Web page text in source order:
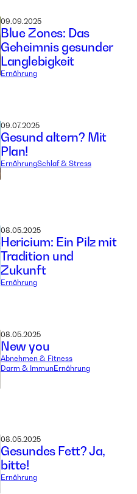
09.09.2025
Blue Zones: Das
Geheimnis gesunder
Langlebigkeit
Ernährung
09.07.2025
Gesund altern? Mit
Plan!
ErnährungSchlaf & Stress
08.05.2025
Hericium: Ein Pilz mit
Tradition und
Zukunft
Ernährung
08.05.2025
New you
Abnehmen & Fitness
Darm & ImmunErnährung
08.05.2025
Gesundes Fett? Ja,
bitte!
Ernährung